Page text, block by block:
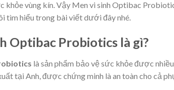
khỏe vùng kín. Vậy Men vi sinh Optibac
tìm hiểu trong bài viết dưới đây nhé.
Optibac Probiotics là gì?
là sản phẩm bảo vệ sức khỏe được
tại Anh, được chứng minh là an toàn cho cả